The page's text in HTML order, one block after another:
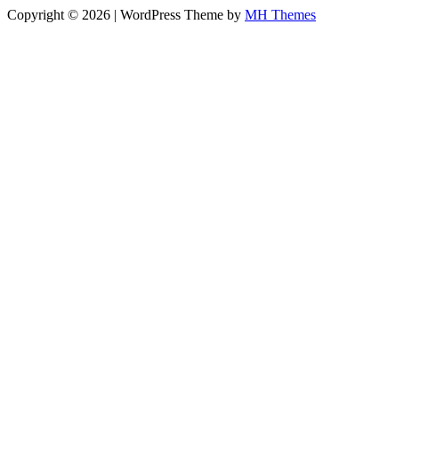
Copyright © 2026 | WordPress Theme by MH Themes